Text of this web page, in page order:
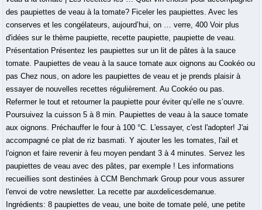
des paupiettes de veau à la tomate? Ficeler les paupiettes. Avec les
conserves et les congélateurs, aujourd’hui, on … verre, 400 Voir plus
d'idées sur le thème paupiette, recette paupiette, paupiette de veau.
Présentation Présentez les paupiettes sur un lit de pâtes à la sauce
tomate. Paupiettes de veau à la sauce tomate aux oignons au Cookéo ou
pas Chez nous, on adore les paupiettes de veau et je prends plaisir à
essayer de nouvelles recettes régulièrement. Au Cookéo ou pas.
Refermer le tout et retourner la paupiette pour éviter qu’elle ne s’ouvre.
Poursuivez la cuisson 5 à 8 min. Paupiettes de veau à la sauce tomate
aux oignons. Préchauffer le four à 100 °C. L'essayer, c'est l'adopter! J'ai
accompagné ce plat de riz basmati. Y ajouter les les tomates, l'ail et
l'oignon et faire revenir à feu moyen pendant 3 à 4 minutes. Servez les
paupiettes de veau avec des pâtes, par exemple ! Les informations
recueillies sont destinées à CCM Benchmark Group pour vous assurer
l'envoi de votre newsletter. La recette par auxdelicesdemanue.
Ingrédients: 8 paupiettes de veau, une boite de tomate pelé, une petite